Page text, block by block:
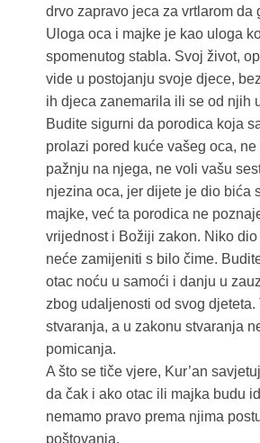
drvo zapravo jeca za vrtlarom da
Uloga oca i majke je kao uloga
spomenutog stabla. Svoj život,
vide u postojanju svoje djece,
ih djeca zanemarila ili se od njih
Budite sigurni da porodica koja
prolazi pored kuće vašeg oca,
pažnju na njega, ne voli vašu
njezina oca, jer dijete je dio bića
majke, već ta porodica ne
vrijednost i Božiji zakon. Niko
neće zamijeniti s bilo čime.
otac noću u samoći i danju u
zbog udaljenosti od svog djeteta.
stvaranja, a u zakonu stvaranja
pomicanja.
A što se tiče vjere, Kur’an
da čak i ako otac ili majka budu
nemamo pravo prema njima
poštovanja.